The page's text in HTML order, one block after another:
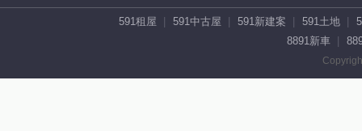
591租屋 591中古屋 591新建案 591土地
8891新車